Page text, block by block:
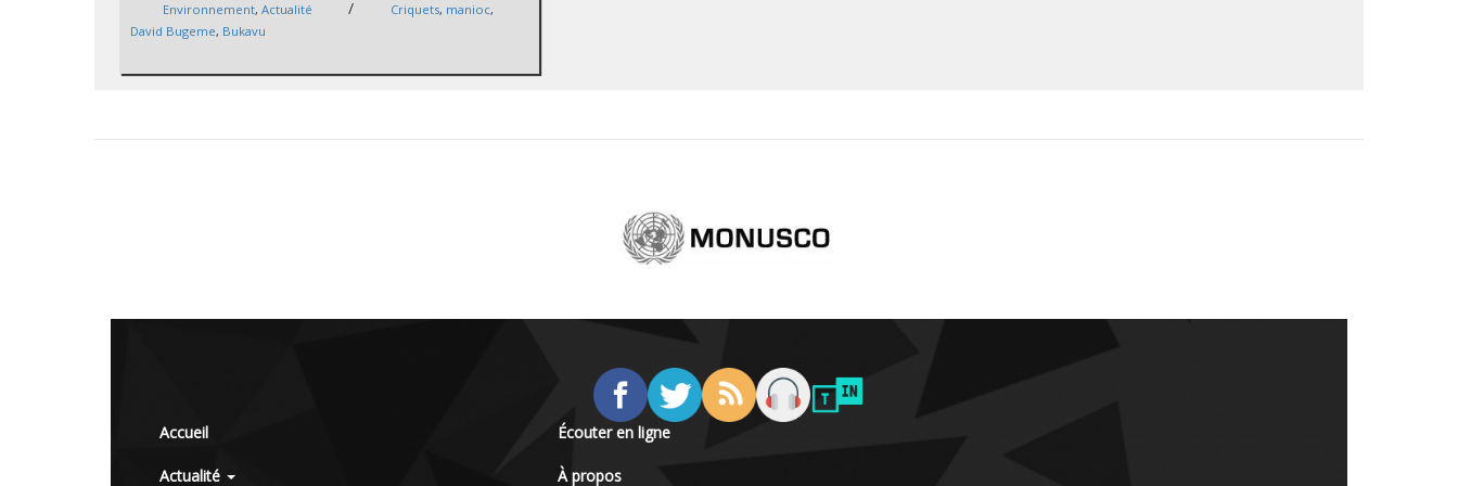
Environnement,Actualité / Criquets, manioc,
David Bugeme, Bukavu
Accueil
Actualité
Écouter en ligne
À propos